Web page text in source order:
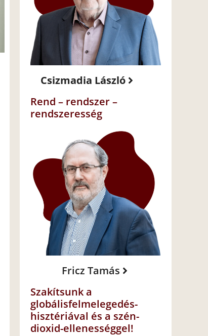
Csizmadia László
Rend – rendszer –
rendszeresség
Fricz Tamás
Szakítsunk a
globálisfelmelegedés-
hisztériával és a szén-
dioxid-ellenességgel!